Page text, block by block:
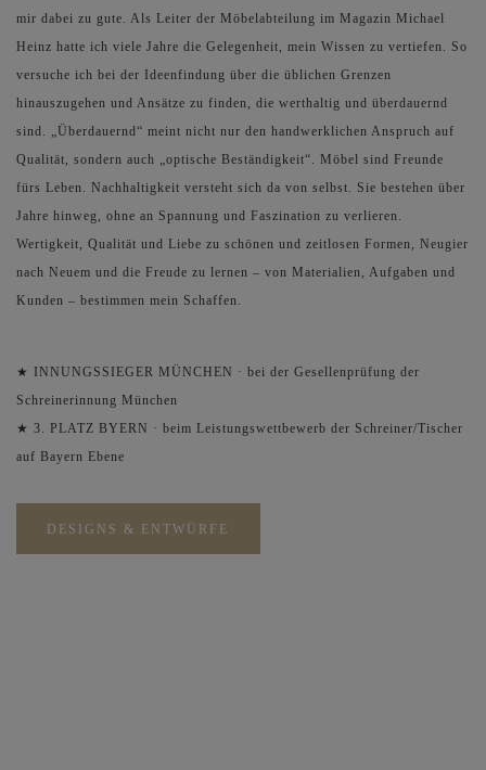
mir dabei zu gute. Als Leiter der Möbelabteilung im Magazin Michael
Heinz hatte ich viele Jahre die Gelegenheit, mein Wissen zu vertiefen. So
versuche ich bei der Ideenfindung über die üblichen Grenzen
hinauszugehen und Ansätze zu finden, die werthaltig und überdauernd
sind. „Überdauernd“ meint nicht nur den handwerklichen Anspruch auf
Qualität, sondern auch „optische Beständigkeit“. Möbel sind Freunde
fürs Leben. Nachhaltigkeit versteht sich da von selbst. Sie bestehen über
Jahre hinweg, ohne an Spannung und Faszination zu verlieren.
Wertigkeit, Qualität und Liebe zu schönen und zeitlosen Formen, Neugier
nach Neuem und die Freude zu lernen – von Materialien, Aufgaben und
Kunden – bestimmen mein Schaffen.
★ INNUNGSSIEGER MÜNCHEN · bei der Gesellenprüfung der
Schreinerinnung München
★ 3. PLATZ BYERN · beim Leistungswettbewerb der Schreiner/Tischer
auf Bayern Ebene
DESIGNS & ENTWÜRFE